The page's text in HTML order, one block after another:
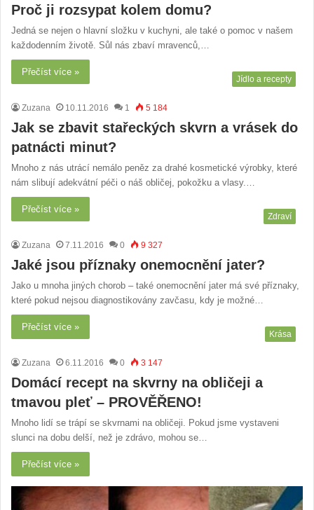
Proč ji rozsypat kolem domu?
Jedná se nejen o hlavní složku v kuchyni, ale také o pomoc v našem
každodenním životě. Sůl nás zbaví mravenců,…
Přečíst více »
Jídlo a recepty
Zuzana 10.11.2016 1 5 184
Jak se zbavit stařeckých skvrn a vrásek do
patnácti minut?
Mnoho z nás utrácí nemálo peněz za drahé kosmetické výrobky, které
nám slibují adekvátní péči o náš obličej, pokožku a vlasy.…
Přečíst více »
Zdraví
Zuzana 7.11.2016 0 9 327
Jaké jsou příznaky onemocnění jater?
Jako u mnoha jiných chorob – také onemocnění jater má své příznaky,
které pokud nejsou diagnostikovány zavčasu, kdy je možné…
Přečíst více »
Krása
Zuzana 6.11.2016 0 3 147
Domácí recept na skvrny na obličeji a
tmavou pleť – PROVĚŘENO!
Mnoho lidí se trápí se skvrnami na obličeji. Pokud jsme vystaveni
slunci na dobu delší, než je zdrávo, mohou se…
Přečíst více »